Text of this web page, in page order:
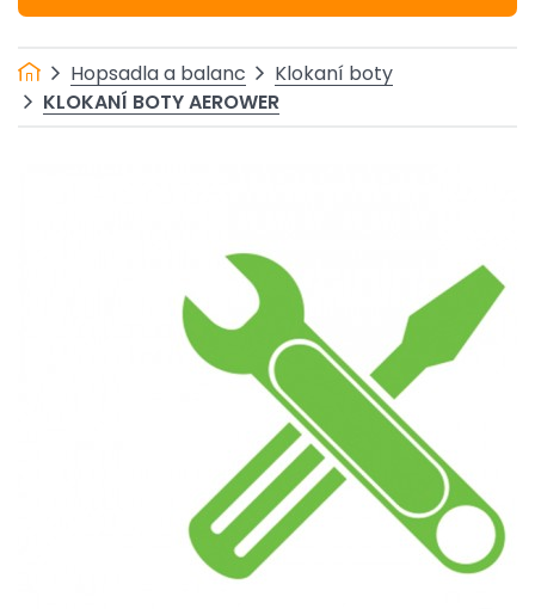
Hopsadla a balanc
Klokaní boty
KLOKANÍ BOTY AEROWER